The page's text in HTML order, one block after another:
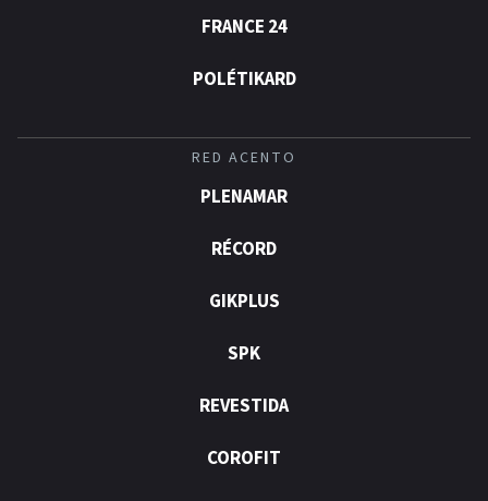
FRANCE 24
POLÉTIKARD
RED ACENTO
PLENAMAR
RÉCORD
GIKPLUS
SPK
REVESTIDA
COROFIT